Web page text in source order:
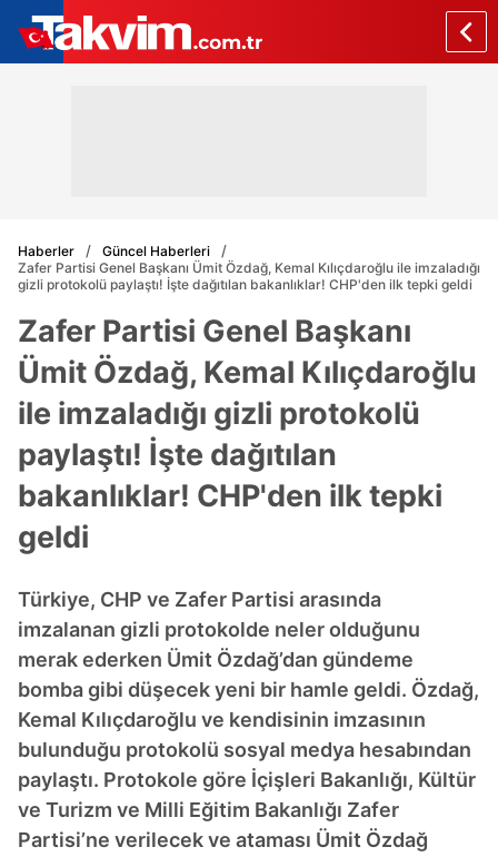
Haberler
Güncel Haberleri
Zafer Partisi Genel Başkanı Ümit Özdağ, Kemal Kılıçdaroğlu ile imzaladığı
gizli protokolü paylaştı! İşte dağıtılan bakanlıklar! CHP'den ilk tepki geldi
Zafer Partisi Genel Başkanı
Ümit Özdağ, Kemal Kılıçdaroğlu
ile imzaladığı gizli protokolü
paylaştı! İşte dağıtılan
bakanlıklar! CHP'den ilk tepki
geldi
Türkiye, CHP ve Zafer Partisi arasında
imzalanan gizli protokolde neler olduğunu
merak ederken Ümit Özdağ’dan gündeme
bomba gibi düşecek yeni bir hamle geldi. Özdağ,
Kemal Kılıçdaroğlu ve kendisinin imzasının
bulunduğu protokolü sosyal medya hesabından
paylaştı. Protokole göre İçişleri Bakanlığı, Kültür
ve Turizm ve Milli Eğitim Bakanlığı Zafer
Partisi’ne verilecek ve ataması Ümit Özdağ